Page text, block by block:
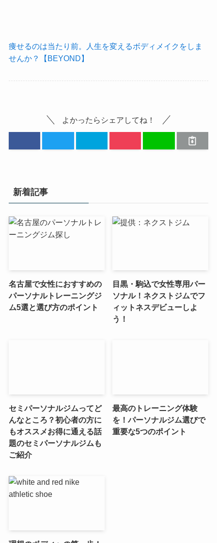
痩せるのは当たり前。人生を変えるボディメイクをしま
せんか？【BEYOND】
よかったらシェアしてね！
新着記事
名古屋で女性におすすめの
パーソナルトレーニングジ
ム5選と選び方のポイント
目黒・駒込で女性専用パー
ソナル！ネクストジムでフ
ィットネスデビューしよ
う！
セミパーソナルジムってど
んなところ？初心者の方に
もオススメお得に通える話
題のセミパーソナルジムも
ご紹介
最高のトレーニング体験
を！パーソナルジム選びで
重要な5つのポイント